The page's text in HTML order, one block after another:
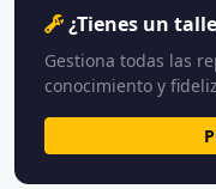
¿Tienes un
Gestiona todas las
conocimiento y